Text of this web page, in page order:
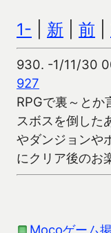
1- 新 前
930. -1/11/30
927
RPGで裏～とか
スボスを倒した
やダンジョンや
にクリア後のお
Mocoゲーム